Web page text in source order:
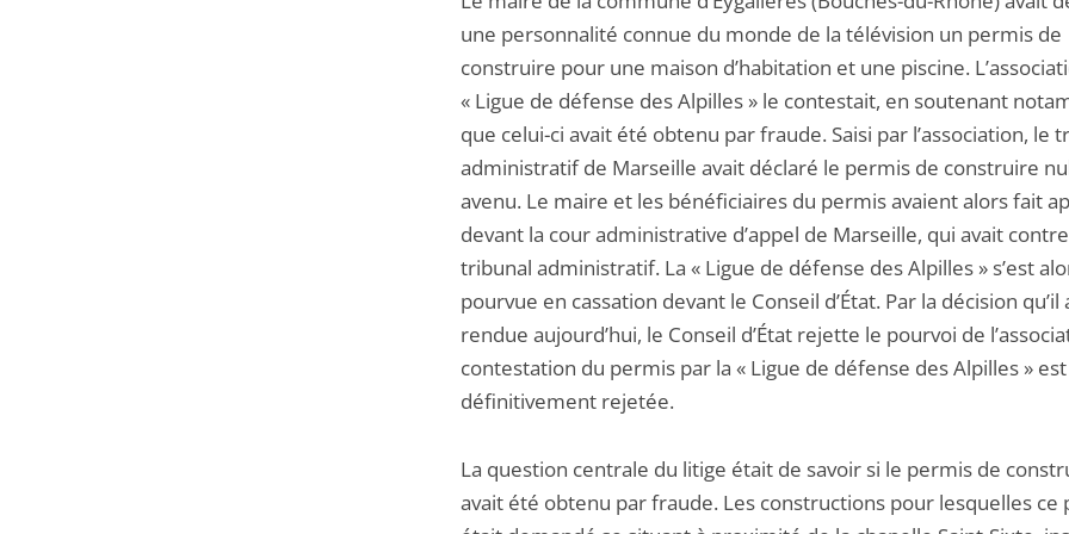
une personnalité connue du monde de la télévision un permis de
construire pour une maison d’habitation et une piscine.
« Ligue de défense des Alpilles » le contestait, en soutenant
que celui-ci avait été obtenu par fraude. Saisi par l’association, le
administratif de Marseille avait déclaré le permis de construire
avenu. Le maire et les bénéficiaires du permis avaient alors fait
devant la cour administrative d’appel de Marseille, qui avait
tribunal administratif. La « Ligue de défense des Alpilles » s’est
pourvue en cassation devant le Conseil d’État. Par la décision qu’il
rendue aujourd’hui, le Conseil d’État rejette le pourvoi de
contestation du permis par la « Ligue de défense des Alpilles »
définitivement rejetée.
La question centrale du litige était de savoir si le permis de
avait été obtenu par fraude. Les constructions pour lesquelles ce